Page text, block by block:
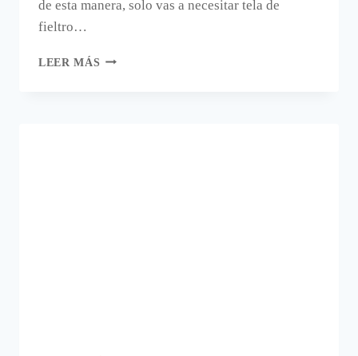
de esta manera, solo vas a necesitar tela de
fieltro…
LEER MÁS DECORA